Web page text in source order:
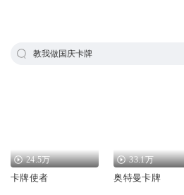
教我做国庆卡牌
24.5万
卡牌使者
33.1万
奥特曼卡牌